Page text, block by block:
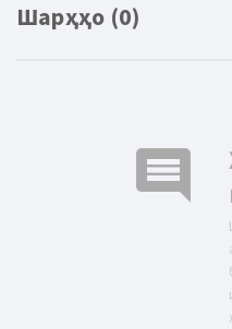
Шарҳҳо (0)
comment